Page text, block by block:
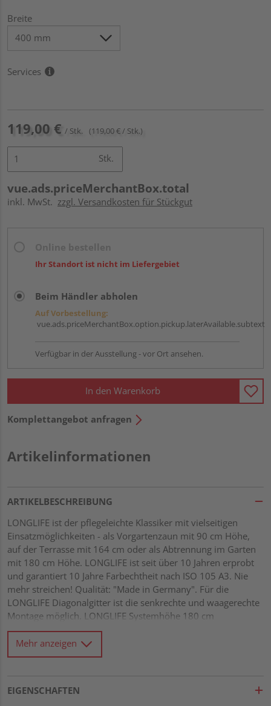
Breite
Services
119,00 € / Stk. (119,00 € / Stk.)
Stk.
vue.ads.priceMerchantBox.total
inkl. MwSt. zzgl. Versandkosten für Stückgut
Ihr Standort ist nicht im Liefergebiet
Beim Händler abholen
Auf Vorbestellung:
vue.ads.priceMerchantBox.option.pickup.laterAvailable.subtext
Verfügbar in der Ausstellung - vor Ort ansehen.
In den Warenkorb
Komplettangebot anfragen
Artikelinformationen
ARTIKELBESCHREIBUNG
LONGLIFE ist der pflegeleichte Klassiker mit vielseitigen
Einsatzmöglichkeiten - als Vorgartenzaun mit 90 cm Höhe,
auf der Terrasse mit 164 cm oder als Abtrennung im Garten
mit 180 cm Höhe. LONGLIFE ist seit über 10 Jahren erprobt
und garantiert 10 Jahre Farbechtheit nach ISO 105 A3. Nie
mehr streichen! Qualität: "Made in Germany". Für die
LONGLIFE Diagonalgitter ist die senkrechte und waagerechte
Montage möglich. LONGLIFE Systemhöhe 180 cm
hochwertiger Fenster-Kunststoff, weiß Leisten 5 x 30 mm im
Rahmen geheftet und untereinander verklebt Maschenweite
ca. 40 x 40 mm
Mehr anzeigen
EIGENSCHAFTEN